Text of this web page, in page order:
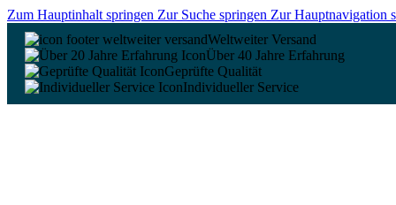
Zum Hauptinhalt springen Zur Suche springen Zur Hauptnavigation
Weltweiter Versand
Über 40 Jahre Erfahrung
Geprüfte Qualität
Individueller Service